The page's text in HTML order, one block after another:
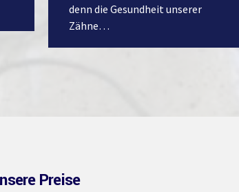
denn die Gesundheit unserer
Zähne…
Preise